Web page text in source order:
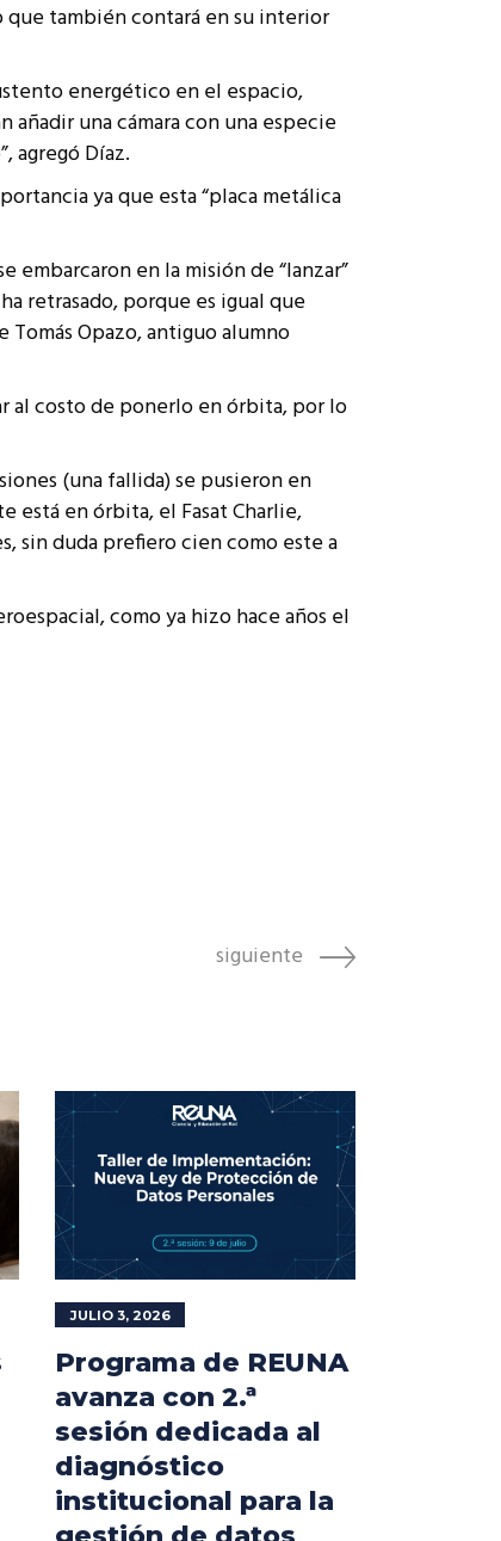
que también contará en su interior
energético en el espacio,
añadir una cámara con una especie
agregó Díaz.
ya que esta “placa metálica
en la misión de “lanzar”
retrasado, porque es igual que
Opazo, antiguo alumno
al costo de ponerlo en órbita, por lo
(una fallida) se pusieron en
está en órbita, el Fasat Charlie,
sin duda prefiero cien como este a
como ya hizo hace años el
siguiente
JULIO 3, 2026
Programa de REUNA
avanza con 2.ª
sesión dedicada al
diagnóstico
institucional para la